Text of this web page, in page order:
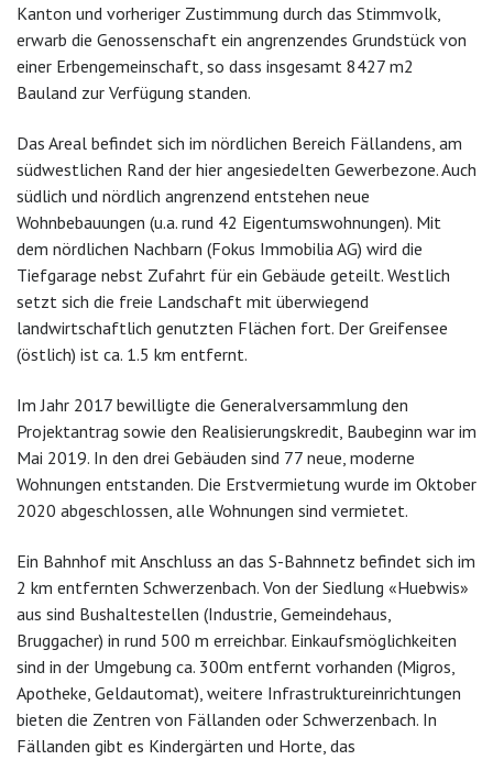
Kanton und vorheriger Zustimmung durch das Stimmvolk,
erwarb die Genossenschaft ein angrenzendes Grundstück von
einer Erbengemeinschaft, so dass insgesamt 8427 m2
Bauland zur Verfügung standen.
Das Areal befindet sich im nördlichen Bereich Fällandens, am
südwestlichen Rand der hier angesiedelten Gewerbezone. Auch
südlich und nördlich angrenzend entstehen neue
Wohnbebauungen (u.a. rund 42 Eigentumswohnungen). Mit
dem nördlichen Nachbarn (Fokus Immobilia AG) wird die
Tiefgarage nebst Zufahrt für ein Gebäude geteilt. Westlich
setzt sich die freie Landschaft mit überwiegend
landwirtschaftlich genutzten Flächen fort. Der Greifensee
(östlich) ist ca. 1.5 km entfernt.
Im Jahr 2017 bewilligte die Generalversammlung den
Projektantrag sowie den Realisierungskredit, Baubeginn war im
Mai 2019. In den drei Gebäuden sind 77 neue, moderne
Wohnungen entstanden. Die Erstvermietung wurde im Oktober
2020 abgeschlossen, alle Wohnungen sind vermietet.
Ein Bahnhof mit Anschluss an das S-Bahnnetz befindet sich im
2 km entfernten Schwerzenbach. Von der Siedlung «Huebwis»
aus sind Bushaltestellen (Industrie, Gemeindehaus,
Bruggacher) in rund 500 m erreichbar. Einkaufsmöglichkeiten
sind in der Umgebung ca. 300m entfernt vorhanden (Migros,
Apotheke, Geldautomat), weitere Infrastruktureinrichtungen
bieten die Zentren von Fällanden oder Schwerzenbach. In
Fällanden gibt es Kindergärten und Horte, das